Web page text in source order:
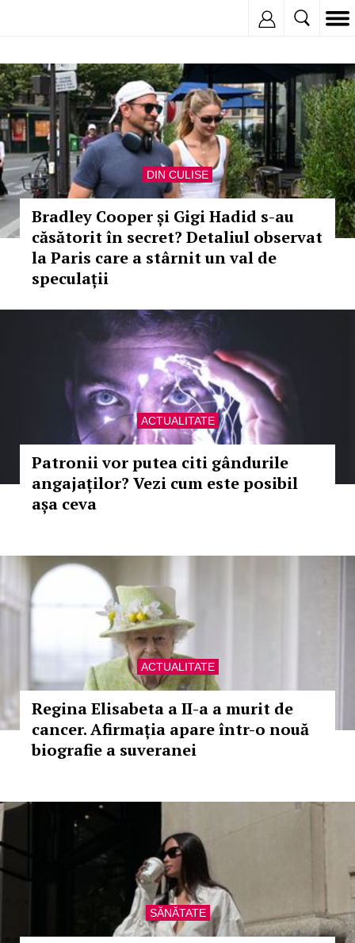
DIN CULISE
Bradley Cooper și Gigi Hadid s-au
căsătorit în secret? Detaliul observat
la Paris care a stârnit un val de
speculații
ACTUALITATE
Patronii vor putea citi gândurile
angajaților? Vezi cum este posibil
așa ceva
ACTUALITATE
Regina Elisabeta a II-a a murit de
cancer. Afirmația apare într-o nouă
biografie a suveranei
SĂNĂTATE